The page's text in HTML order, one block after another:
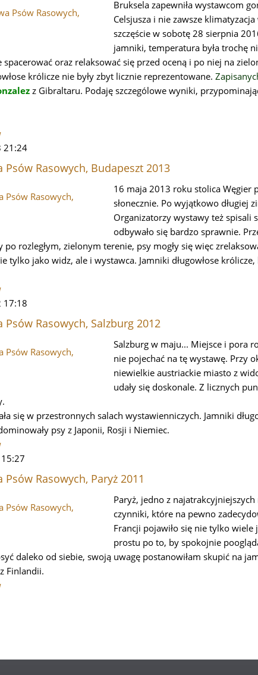
Bruksela zapewniła wystawcom
Celsjusza i nie zawsze
szczęście w sobotę 28 sierpnia
jamniki, temperatura była trochę
spacerować oraz relaksować się przed oceną i po niej na
królicze nie były zbyt licznie reprezentowane.
z Gibraltaru. Podaję szczególowe wyniki,
21:24
Psów Rasowych, Budapeszt 2013
16 maja 2013 roku stolica Węgier
słonecznie. Po wyjątkowo długiej
Organizatorzy wystawy też spisali
odbywało się bardzo sprawnie.
po rozległym, zielonym terenie, psy mogły się więc
tylko jako widz, ale i wystawca. Jamniki długowłose
17:18
Psów Rasowych, Salzburg 2012
Salzburg w maju... Miejsce i pora
nie pojechać na tę wystawę. Przy
niewielkie austriackie miasto z
udały się doskonale. Z licznych
się w przestronnych salach wystawienniczych. Jamniki
psy z Japonii, Rosji i Niemiec.
Rasowych, Paryż 2011
Paryż, jedno z
czynniki, które na pewno
Francji pojawiło się nie tylko
prostu po to, by spokojnie
daleko od siebie, swoją uwagę postanowiłam skupić na
z Finlandii.